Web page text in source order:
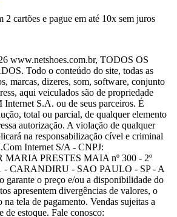
2 cartões e pague em até 10x sem juros
www.netshoes.com.br, TODOS OS
Todo o conteúdo do site, todas as
marcas, dizeres, som, software, conjunto
aqui veiculados são de propriedade
S.A. ou de seus parceiros. É
total ou parcial, de qualquer elemento
autorização. A violação de qualquer
na responsabilização cível e criminal
Internet S/A - CNPJ:
MARIA PRESTES MAIA nº 300 - 2º
- CARANDIRU - SAO PAULO - SP - A
garante o preço e/ou a disponibilidade do
apresentem divergências de valores, o
tela de pagamento. Vendas sujeitas a
de estoque. Fale conosco: